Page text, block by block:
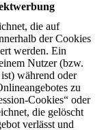
die auf
der Cookies
werden. Ein
Nutzer (bzw.
während oder
zu
Cookies“ oder
die gelöscht
verlässt und